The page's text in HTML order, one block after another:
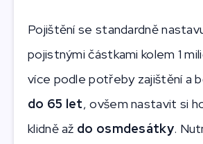
Pojištění se standardně
pojistnými částkami kolem 1
více podle potřeby zajištění a
do 65 let, ovšem nastavit si
klidně až do osmdesátky.